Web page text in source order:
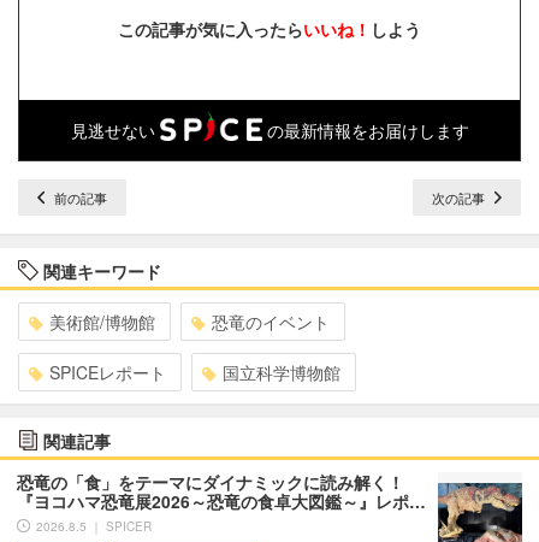
この記事が気に入ったらいいね！ しよう
見逃せない の最新情報をお届けします
前の記事 次の記事
関連キーワード
美術館/博物館 恐竜のイベント
SPICEレポート 国立科学博物館
関連記事
恐竜の「食」をテーマにダイナミックに読み解く！
『ヨコハマ恐竜展2026～恐竜の食卓大図鑑～』レポ…
2026.8.5 ｜ SPICER